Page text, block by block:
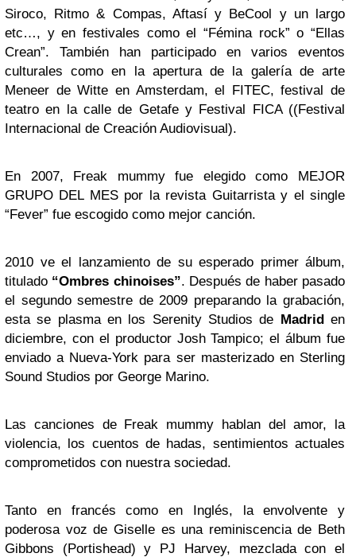
Siroco, Ritmo & Compas, Aftasí y BeCool y un largo
etc…, y en festivales como el “Fémina rock” o “Ellas
Crean”. También han participado en varios eventos
culturales como en la apertura de la galería de arte
Meneer de Witte en Amsterdam, el FITEC, festival de
teatro en la calle de Getafe y Festival FICA ((Festival
Internacional de Creación Audiovisual).
En 2007, Freak mummy fue elegido como MEJOR
GRUPO DEL MES por la revista Guitarrista y el single
“Fever” fue escogido como mejor canción.
2010 ve el lanzamiento de su esperado primer álbum,
titulado “Ombres chinoises”. Después de haber pasado
el segundo semestre de 2009 preparando la grabación,
esta se plasma en los Serenity Studios de Madriden
diciembre, con el productor Josh Tampico; el álbum fue
enviado a Nueva-York para ser masterizado en Sterling
Sound Studios por George Marino.
Las canciones de Freak mummy hablan del amor, la
violencia, los cuentos de hadas, sentimientos actuales
comprometidos con nuestra sociedad.
Tanto en francés como en Inglés, la envolvente y
poderosa voz de Giselle es una reminiscencia de Beth
Gibbons (Portishead) y PJ Harvey, mezclada con el